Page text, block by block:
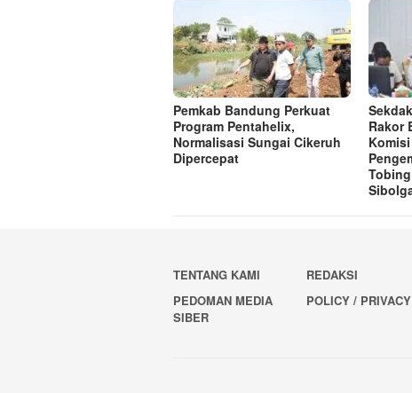
Pemkab Bandung Perkuat
Program Pentahelix,
Normalisasi Sungai Cikeruh
Dipercepat
Rakor
TENTANG KAMI REDAKSI
PEDOMAN MEDIA
SIBER
POLICY / PRIVACY